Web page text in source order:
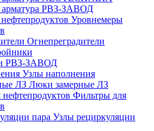
арматура РВЗ-ЗАВОД
Уровнемеры
Огнепреградители
РВЗ-ЗАВОД
Узлы наполнения
Люки замерные ЛЗ
Фильтры для
Узлы рециркуляции